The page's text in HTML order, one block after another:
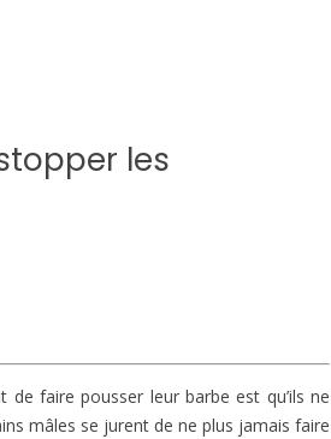
les
de faire pousser leur barbe est qu’ils ne
mâles se jurent de ne plus jamais faire